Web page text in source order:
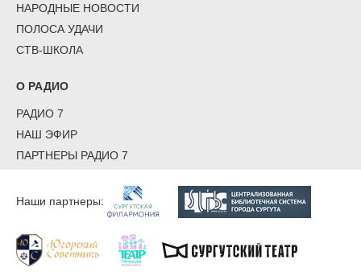
НАРОДНЫЕ НОВОСТИ
ПОЛОСА УДАЧИ
СТВ-ШКОЛА
О РАДИО
РАДИО 7
НАШ ЭФИР
ПАРТНЕРЫ РАДИО 7
Наши партнеры: